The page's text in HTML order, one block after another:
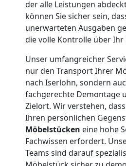
der alle Leistungen
können Sie sicher sein,
unerwarteten Ausgaben
die volle Kontrolle über Ihr
Unser umfangreicher
nur den Transport Ihrer
nach Iserlohn, sondern
fachgerechte Demontage
Zielort. Wir verstehen,
Ihren persönlichen
Möbelstücken eine hohe
Fachwissen erfordert.
Teams sind darauf
Umzug
Feldkirch
Küchenumzug
Feldkirch
Umzug